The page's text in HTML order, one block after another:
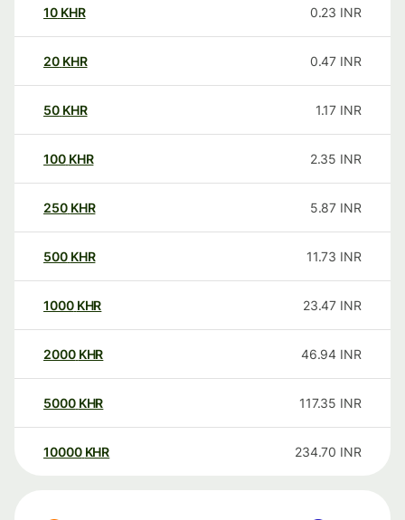
10 KHR 0.23 INR
20 KHR 0.47 INR
50 KHR 1.17 INR
100 KHR 2.35 INR
250 KHR 5.87 INR
500 KHR 11.73 INR
1000 KHR 23.47 INR
2000 KHR 46.94 INR
5000 KHR 117.35 INR
10000 KHR 234.70 INR